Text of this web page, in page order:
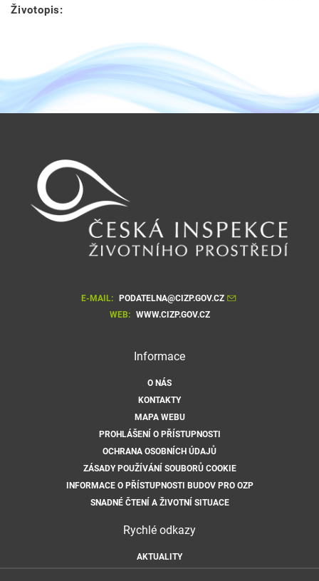
Životopis:
E-MAIL: PODATELNA@CIZP.GOV.CZ
WEB: WWW.CIZP.GOV.CZ
Informace
O NÁS
KONTAKTY
MAPA WEBU
PROHLÁŠENÍ O PŘÍSTUPNOSTI
OCHRANA OSOBNÍCH ÚDAJŮ
ZÁSADY POUŽÍVÁNÍ SOUBORŮ COOKIE
INFORMACE O PŘÍSTUPNOSTI BUDOV PRO OZP
SNADNÉ ČTENÍ A ŽIVOTNÍ SITUACE
Rychlé odkazy
AKTUALITY